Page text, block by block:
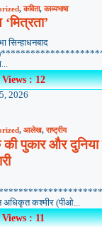
,कविता,काव्यभाषा
सिन्हाधनबाद
: 12
2026
, आलेख,राष्ट्रीय
पुकार और दुनिया
अधिकृत कश्मीर (पीओ...
: 11